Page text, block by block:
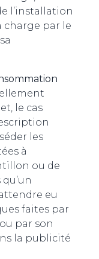
l’installation
charge par le
le cas
les
à
ou de
eu
faites par
par son
la publicité